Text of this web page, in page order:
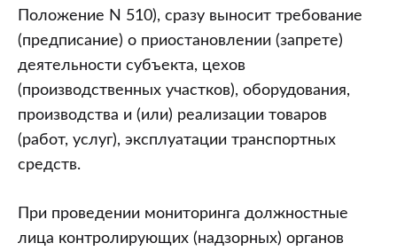
Положение N 510), сразу выносит требование
(предписание) о приостановлении (запрете)
деятельности субъекта, цехов
(производственных участков), оборудования,
производства и (или) реализации товаров
(работ, услуг), эксплуатации транспортных
средств.
При проведении мониторинга должностные
лица контролирующих (надзорных) органов